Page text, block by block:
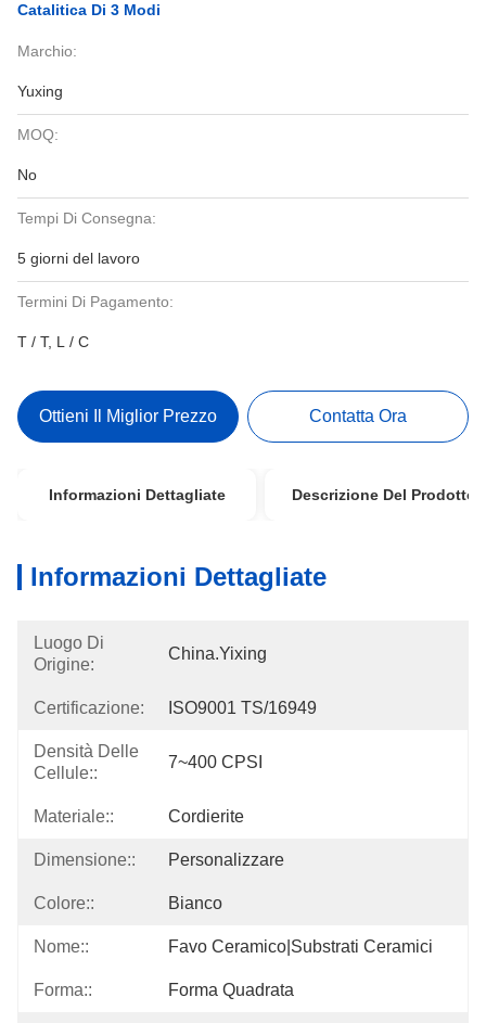
Catalitica Di 3 Modi
Marchio:
Yuxing
MOQ:
No
Tempi Di Consegna:
5 giorni del lavoro
Termini Di Pagamento:
T / T, L / C
Ottieni Il Miglior Prezzo Contatta Ora
Informazioni Dettagliate Descrizione Del Prodotto
Informazioni Dettagliate
Luogo Di
Origine:
China.Yixing
Certificazione: ISO9001 TS/16949
Densità Delle
Cellule::
7~400 CPSI
Materiale:: Cordierite
Dimensione:: Personalizzare
Colore:: Bianco
Nome:: Favo Ceramico|substrati Ceramici
Forma:: Forma Quadrata